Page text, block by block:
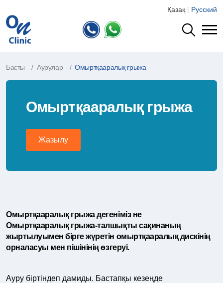
Қазақ | Русский
Басты Аурулар Омыртқааралық грыжа
Омыртқааралық грыжа
Жазылу
Омыртқааралық грыжа дегеніміз не
Омыртқааралық грыжа-талшықты сақинаның
жыртылуымен бірге жүретін омыртқааралық дискінің
орналасуы мен пішінінің өзгеруі.
Ауру біртіндеп дамиды. Бастапқы кезеңде